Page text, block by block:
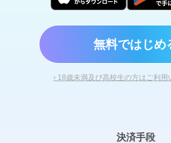
無料ではじめ
› 18歳未満及び高校生の方はご利用
決済手段